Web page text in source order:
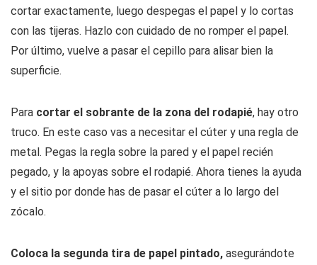
cortar exactamente, luego despegas el papel y lo cortas
con las tijeras. Hazlo con cuidado de no romper el papel.
Por último, vuelve a pasar el cepillo para alisar bien la
superficie.
Para cortar el sobrante de la zona del rodapié, hay otro
truco. En este caso vas a necesitar el cúter y una regla de
metal. Pegas la regla sobre la pared y el papel recién
pegado, y la apoyas sobre el rodapié. Ahora tienes la ayuda
y el sitio por donde has de pasar el cúter a lo largo del
zócalo.
Coloca la segunda tira de papel pintado, asegurándote